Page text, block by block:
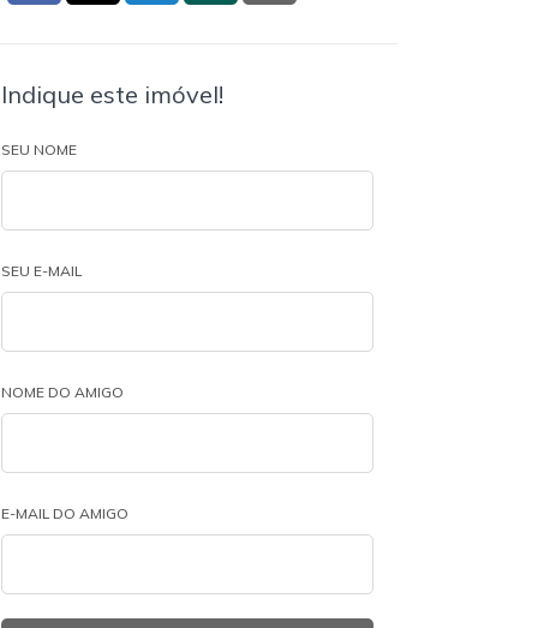
Indique este imóvel!
SEU NOME
SEU E-MAIL
NOME DO AMIGO
E-MAIL DO AMIGO